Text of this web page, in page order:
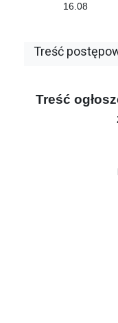
16.08
Treść
Treść